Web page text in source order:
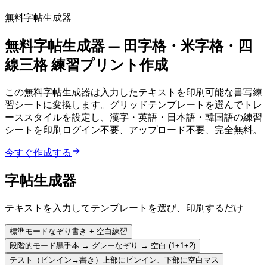
無料字帖生成器
無料字帖生成器 — 田字格・米字格・四
線三格 練習プリント作成
この無料字帖生成器は入力したテキストを印刷可能な書写練
習シートに変換します。グリッドテンプレートを選んでトレ
ーススタイルを設定し、漢字・英語・日本語・韓国語のA4練習
シートを印刷 — ログイン不要、アップロード不要、完全無料。
今すぐ作成する
字帖生成器
テキストを入力してテンプレートを選び、印刷するだけ
標準モードなぞり書き + 空白練習
段階的モード黒手本 → グレーなぞり → 空白 (1+1+2)
テスト（ピンイン→書き）
上部にピンイン、下部に空白マス